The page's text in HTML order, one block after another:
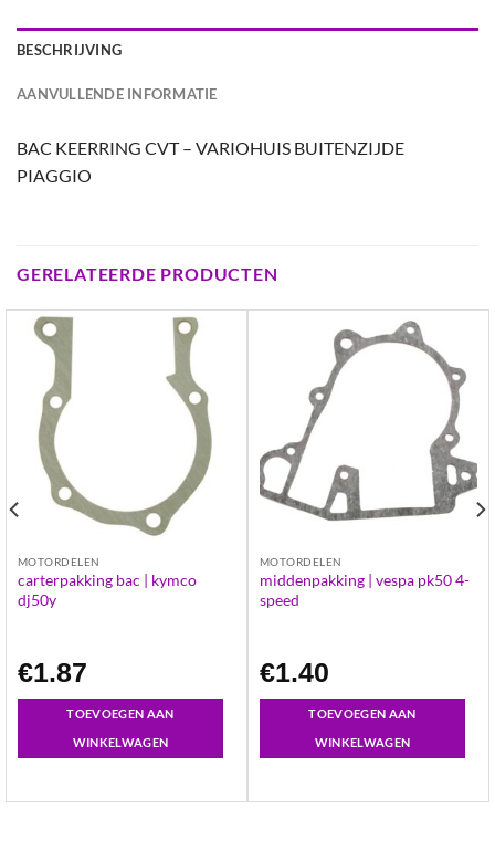
BESCHRIJVING
AANVULLENDE INFORMATIE
BAC KEERRING CVT – VARIOHUIS BUITENZIJDE
PIAGGIO
GERELATEERDE PRODUCTEN
MOTORDELEN
carterpakking bac | kymco
dj50y
€1.87
TOEVOEGEN AAN
WINKELWAGEN
MOTORDELEN
middenpakking | vespa pk50 4-
speed
€1.40
TOEVOEGEN AAN
WINKELWAGEN